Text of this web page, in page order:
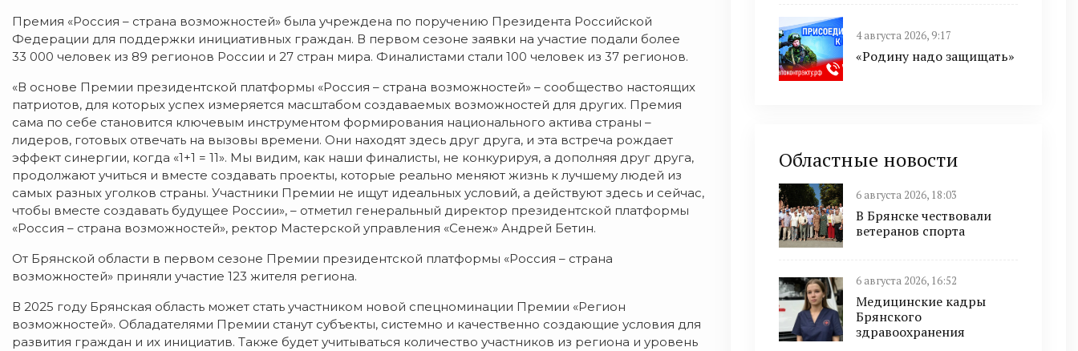
Премия «Россия – страна возможностей» была учреждена по поручению Президента Российской
Федерации для поддержки инициативных граждан. В первом сезоне заявки на участие подали более
33 000 человек из 89 регионов России и 27 стран мира. Финалистами стали 100 человек из 37 регионов.
«В основе Премии президентской платформы «Россия – страна возможностей» – сообщество настоящих
патриотов, для которых успех измеряется масштабом создаваемых возможностей для других. Премия
сама по себе становится ключевым инструментом формирования национального актива страны –
лидеров, готовых отвечать на вызовы времени. Они находят здесь друг друга, и эта встреча рождает
эффект синергии, когда «1+1 = 11». Мы видим, как наши финалисты, не конкурируя, а дополняя друг друга,
продолжают учиться и вместе создавать проекты, которые реально меняют жизнь к лучшему людей из
самых разных уголков страны. Участники Премии не ищут идеальных условий, а действуют здесь и сейчас,
чтобы вместе создавать будущее России», – отметил генеральный директор президентской платформы
«Россия – страна возможностей», ректор Мастерской управления «Сенеж» Андрей Бетин.
От Брянской области в первом сезоне Премии президентской платформы «Россия – страна
возможностей» приняли участие 123 жителя региона.
В 2025 году Брянская область может стать участником новой спецноминации Премии «Регион
возможностей». Обладателями Премии станут субъекты, системно и качественно создающие условия для
развития граждан и их инициатив. Также будет учитываться количество участников из региона и уровень
4 августа 2026, 9:17
«Родину надо защищать»
Областные новости
6 августа 2026, 18:03
В Брянске чествовали
ветеранов спорта
6 августа 2026, 16:52
Медицинские кадры
Брянского
здравоохранения